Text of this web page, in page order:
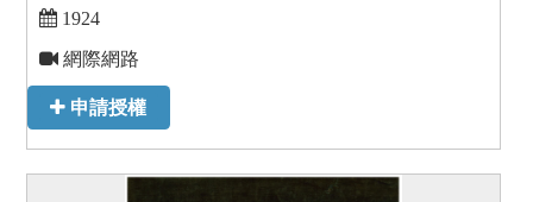
1924
網際網路
申請授權